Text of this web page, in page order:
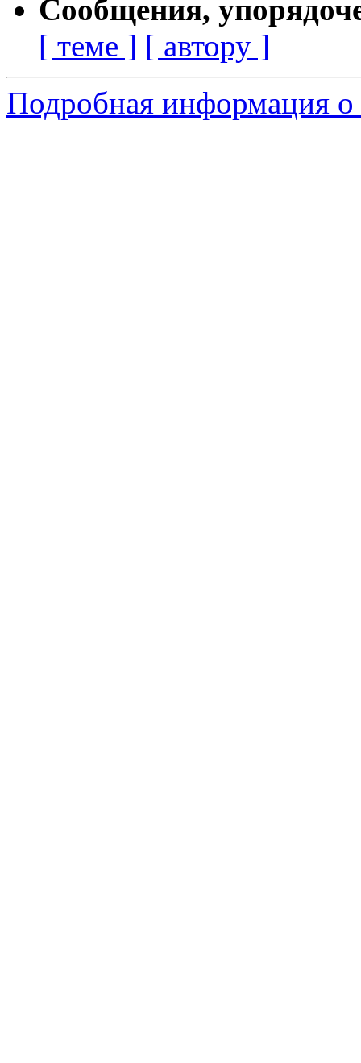
Сообщения,
[ теме ] [ автору ]
Подробная информация